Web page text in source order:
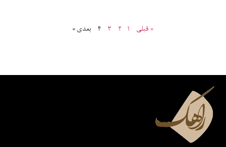
« قبلی ۱ ۲ ۳ ۴ بعدی »